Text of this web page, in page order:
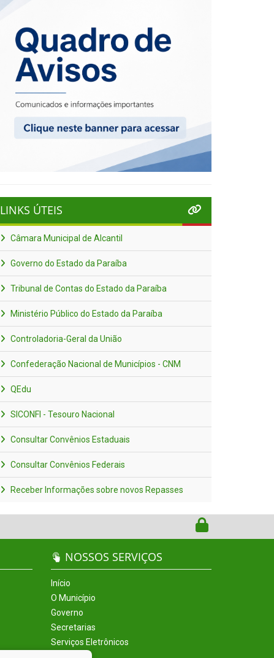
LINKS ÚTEIS
Câmara Municipal de Alcantil
Governo do Estado da Paraíba
Tribunal de Contas do Estado da Paraíba
Ministério Público do Estado da Paraíba
Controladoria-Geral da União
Confederação Nacional de Municípios - CNM
QEdu
SICONFI - Tesouro Nacional
Consultar Convênios Estaduais
Consultar Convênios Federais
Receber Informações sobre novos Repasses
NOSSOS SERVIÇOS
Início
O Município
Governo
Secretarias
Serviços Eletrônicos